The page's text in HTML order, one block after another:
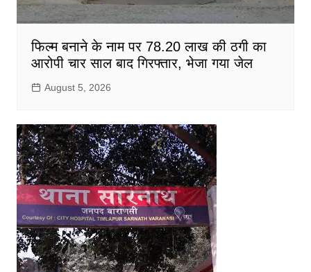
फिल्म बनाने के नाम पर 78.20 लाख की ठगी का
आरोपी चार साल बाद गिरफ्तार, भेजा गया जेल
August 5, 2026